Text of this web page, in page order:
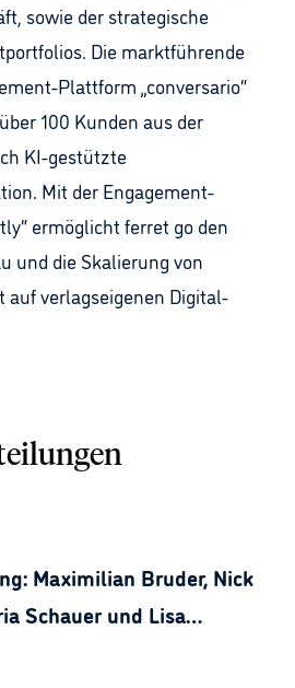
sowie der strategische
Die marktführende
Plattform „conversario“
100 Kunden aus der
KI-gestützte
Mit der Engagement-
ermöglicht ferret go den
und die Skalierung von
verlagseigenen Digital-
Maximilian Bruder, Nick
Schauer und Lisa